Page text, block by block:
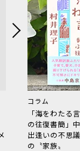
コラム
「海をわた
の往復書簡」
出逢いの不思
の〝家族〟